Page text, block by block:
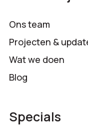
Ons team
Projecten &
Wat we doen
Blog
Specials